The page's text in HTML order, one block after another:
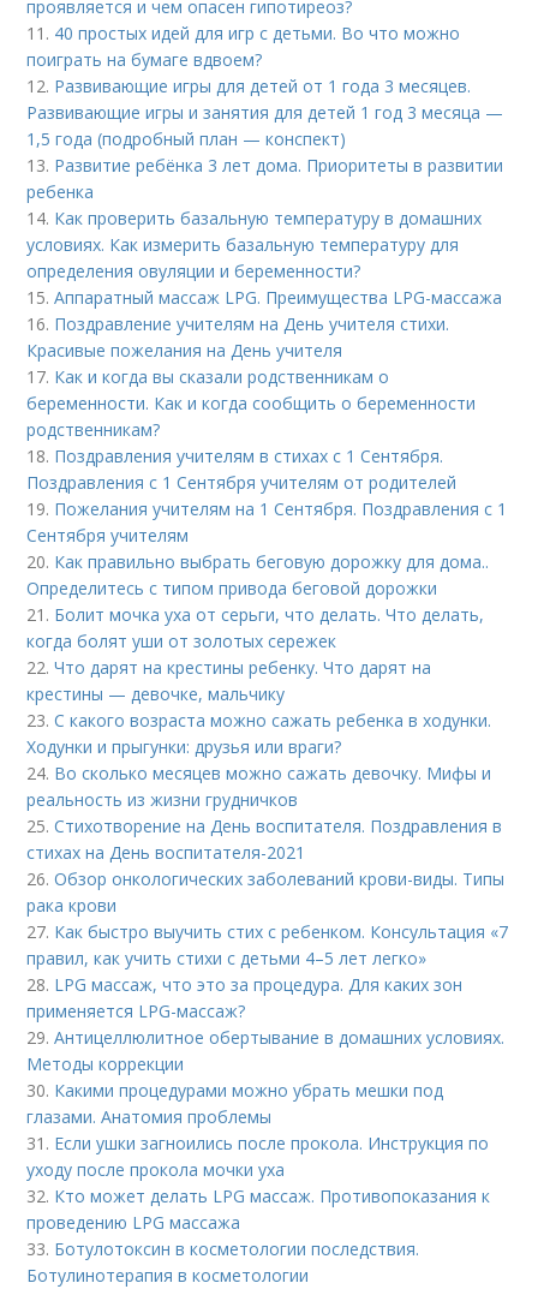
проявляется и чем опасен гипотиреоз?
11. 40 простых идей для игр с детьми. Во что можно
поиграть на бумаге вдвоем?
12. Развивающие игры для детей от 1 года 3 месяцев.
Развивающие игры и занятия для детей 1 год 3 месяца —
1,5 года (подробный план — конспект)
13. Развитие ребёнка 3 лет дома. Приоритеты в развитии
ребенка
14. Как проверить базальную температуру в домашних
условиях. Как измерить базальную температуру для
определения овуляции и беременности?
15.Аппаратный массаж LPG. Преимущества LPG-массажа
16. Поздравление учителям на День учителя стихи.
Красивые пожелания на День учителя
17. Как и когда вы сказали родственникам о
беременности. Как и когда сообщить о беременности
родственникам?
18. Поздравления учителям в стихах с 1 Сентября.
Поздравления с 1 Сентября учителям от родителей
19. Пожелания учителям на 1 Сентября. Поздравления с 1
Сентября учителям
20. Как правильно выбрать беговую дорожку для дома..
Определитесь с типом привода беговой дорожки
21. Болит мочка уха от серьги, что делать. Что делать,
когда болят уши от золотых сережек
22.Что дарят на крестины ребенку. Что дарят на
крестины — девочке, мальчику
23.С какого возраста можно сажать ребенка в ходунки.
Ходунки и прыгунки: друзья или враги?
24. Во сколько месяцев можно сажать девочку. Мифы и
реальность из жизни грудничков
25.Стихотворение на День воспитателя. Поздравления в
стихах на День воспитателя-2021
26.Обзор онкологических заболеваний крови-виды. Типы
рака крови
27. Как быстро выучить стих с ребенком. Консультация «7
правил, как учить стихи с детьми 4–5 лет легко»
28. LPG массаж, что это за процедура. Для каких зон
применяется LPG-массаж?
29.Антицеллюлитное обертывание в домашних условиях.
Методы коррекции
30. Какими процедурами можно убрать мешки под
глазами. Анатомия проблемы
31. Если ушки загноились после прокола. Инструкция по
уходу после прокола мочки уха
32. Кто может делать LPG массаж. Противопоказания к
проведению LPG массажа
33. Ботулотоксин в косметологии последствия.
Ботулинотерапия в косметологии